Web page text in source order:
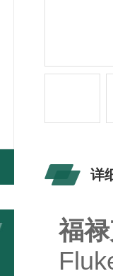
详
福